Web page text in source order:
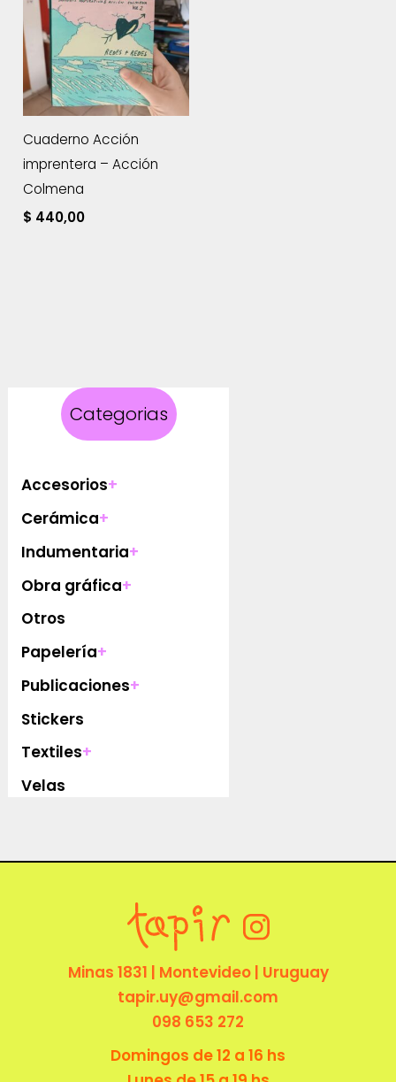
Categorias
Accesorios+
Cerámica+
Indumentaria+
Obra gráfica+
Otros
Papelería+
Publicaciones+
Stickers
Textiles+
Velas
Cuaderno Acción
imprentera – Acción
Colmena
$ 440,00
Minas 1831 | Montevideo | Uruguay
tapir.uy@gmail.com
098 653 272
Domingos de 12 a 16 hs